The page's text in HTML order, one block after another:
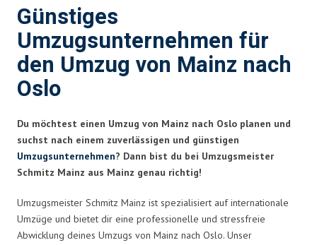
Günstiges
Umzugsunternehmen für
den Umzug von Mainz nach
Oslo
Du möchtest einen Umzug von Mainz nach Oslo planen und
suchst nach einem zuverlässigen und günstigen
Umzugsunternehmen? Dann bist du bei Umzugsmeister
Schmitz Mainz aus Mainz genau richtig!
Umzugsmeister Schmitz Mainz ist spezialisiert auf internationale
Umzüge und bietet dir eine professionelle und stressfreie
Abwicklung deines Umzugs von Mainz nach Oslo. Unser